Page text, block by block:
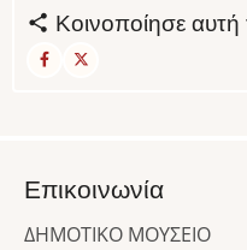
Κοινοποίησε αυτή
Επικοινωνία
ΔΗΜΟΤΙΚΟ ΜΟΥΣΕΙΟ